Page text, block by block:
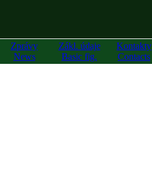
Zprávy
News
Zákl. údaje
Basic fig.
Kontakty
Contacts